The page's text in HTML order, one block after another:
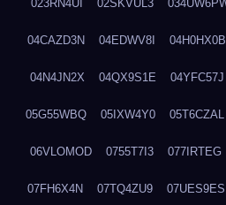
023RN4UI 02SKVUL3
04CAZD3N 04EDWV8I 04H0HX0B
04N4JN2X 04QX9S1E 04YFC57J
05G55WBQ 05IXW4Y0 05T6CZAL
06VLOMOD 0755T7I3 077IRTEG
07FH6X4N 07TQ4ZU9 07UES9ES